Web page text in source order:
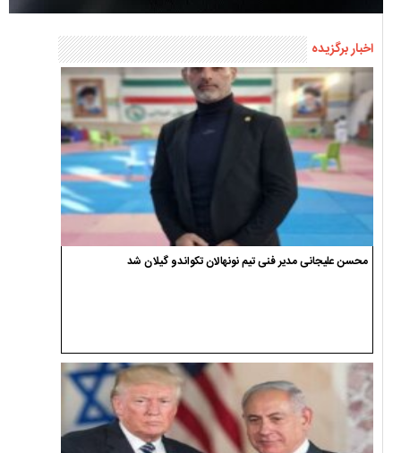
اخبار برگزیده
محسن علیجانی مدیر فنی تیم نونهالان تکواندو گیلان شد